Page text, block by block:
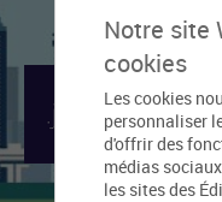
Notre site
cookies
Les cookies
personnaliser
d'offrir des
médias
les sites des